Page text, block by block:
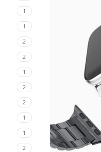
1
1
2
2
1
2
2
1
1
2